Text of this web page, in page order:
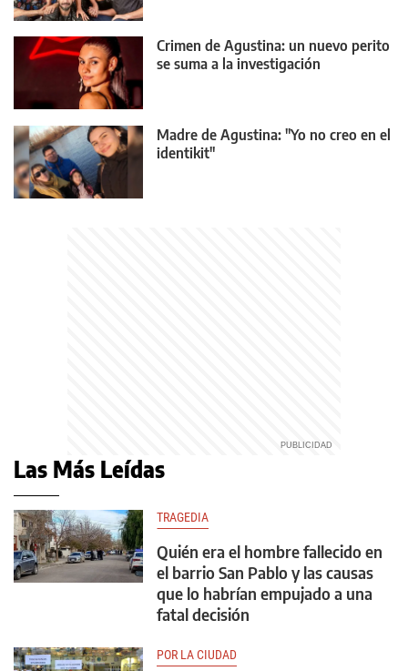
Crimen de Agustina: un nuevo perito
se suma a la investigación
Madre de Agustina: "Yo no creo en el
identikit"
Las Más Leídas
TRAGEDIA
Quién era el hombre fallecido en
el barrio San Pablo y las causas
que lo habrían empujado a una
fatal decisión
POR LA CIUDAD